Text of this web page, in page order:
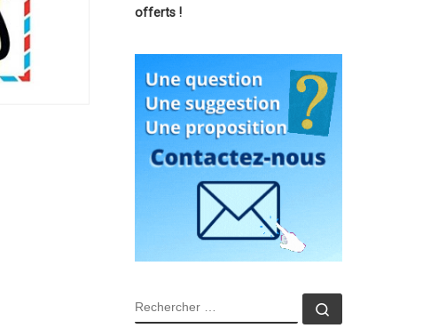
offerts !
RECHERCHER